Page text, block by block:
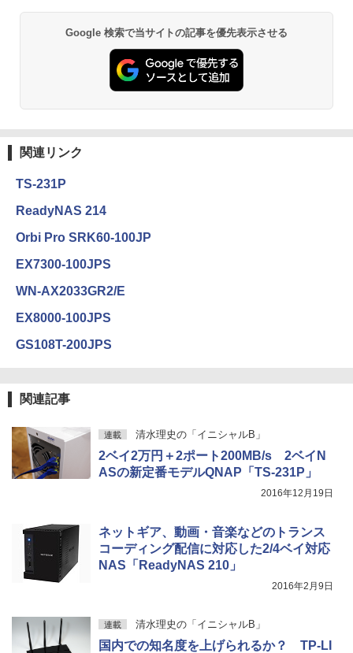
Google 検索で当サイトの記事を優先表示させる
関連リンク
TS-231P
ReadyNAS 214
Orbi Pro SRK60-100JP
EX7300-100JPS
WN-AX2033GR2/E
EX8000-100JPS
GS108T-200JPS
関連記事
連載 清水理史の「イニシャルB」
2ベイ2万円＋2ポート200MB/s 2ベイN
ASの新定番モデルQNAP「TS-231P」
2016年12月19日
ネットギア、動画・音楽などのトランス
コーディング配信に対応した2/4ベイ対応
NAS「ReadyNAS 210」
2016年2月9日
連載 清水理史の「イニシャルB」
国内での知名度を上げられるか？ TP-LI